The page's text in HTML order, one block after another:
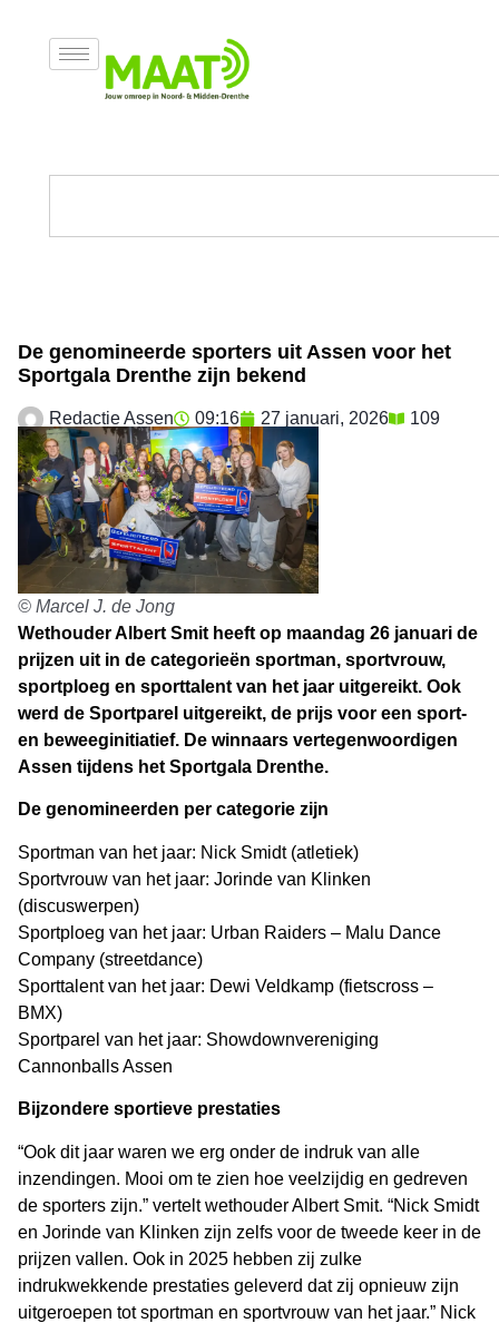
De genomineerde sporters uit Assen voor het
Sportgala Drenthe zijn bekend
Redactie Assen 09:16 27 januari, 2026 109
© Marcel J. de Jong
Wethouder Albert Smit heeft op maandag 26 januari de
prijzen uit in de categorieën sportman, sportvrouw,
sportploeg en sporttalent van het jaar uitgereikt. Ook
werd de Sportparel uitgereikt, de prijs voor een sport-
en beweeginitiatief. De winnaars vertegenwoordigen
Assen tijdens het Sportgala Drenthe.
De genomineerden per categorie zijn
Sportman van het jaar: Nick Smidt (atletiek)
Sportvrouw van het jaar: Jorinde van Klinken
(discuswerpen)
Sportploeg van het jaar: Urban Raiders – Malu Dance
Company (streetdance)
Sporttalent van het jaar: Dewi Veldkamp (fietscross –
BMX)
Sportparel van het jaar: Showdownvereniging
Cannonballs Assen
Bijzondere sportieve prestaties
“Ook dit jaar waren we erg onder de indruk van alle
inzendingen. Mooi om te zien hoe veelzijdig en gedreven
de sporters zijn.” vertelt wethouder Albert Smit. “Nick Smidt
en Jorinde van Klinken zijn zelfs voor de tweede keer in de
prijzen vallen. Ook in 2025 hebben zij zulke
indrukwekkende prestaties geleverd dat zij opnieuw zijn
uitgeroepen tot sportman en sportvrouw van het jaar.” Nick